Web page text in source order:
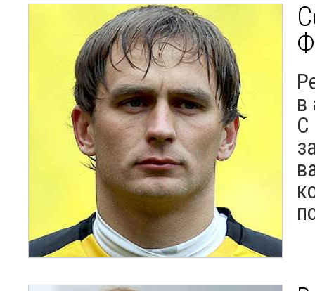
в
С